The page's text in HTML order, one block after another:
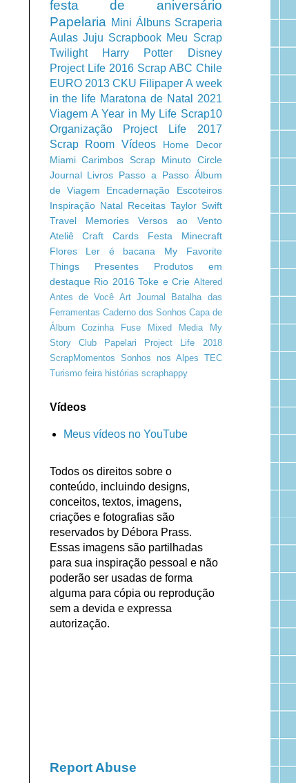
festa de aniversário
Papelaria Mini Álbuns Scraperia
Aulas Juju Scrapbook Meu Scrap
Twilight
Harry Potter
Disney
Project Life 2016 Scrap ABC Chile
EURO 2013 CKU Filipaper A week
in the life Maratona de Natal 2021
Viagem A Year in My Life Scrap10
Organização
Project Life 2017
Scrap Room Vídeos
Home Decor
Miami Carimbos Scrap Minuto Circle
Journal Livros Passo a Passo Álbum
de Viagem
Encadernação
Escoteiros
Inspiração Natal Receitas Taylor Swift
Travel Memories
Versos ao Vento
Ateliê Craft
Cards
Festa Minecraft
Flores
Ler é bacana
My Favorite
Things
Presentes
Produtos em
destaque Rio 2016 Toke e Crie Altered
Antes de Você Art Journal
Batalha das
Ferramentas Caderno dos Sonhos Capa de
Álbum
Cozinha Fuse Mixed Media
My
Story Club
Papelari
Project Life 2018
ScrapMomentos Sonhos nos Alpes TEC
Turismo feira histórias scraphappy
Vídeos
Meus vídeos no YouTube
Todos os direitos sobre o
conteúdo, incluindo designs,
conceitos, textos, imagens,
criações e fotografias são
reservados by Débora Prass.
Essas imagens são partilhadas
para sua inspiração pessoal e não
poderão ser usadas de forma
alguma para cópia ou reprodução
sem a devida e expressa
autorização.
Report Abuse